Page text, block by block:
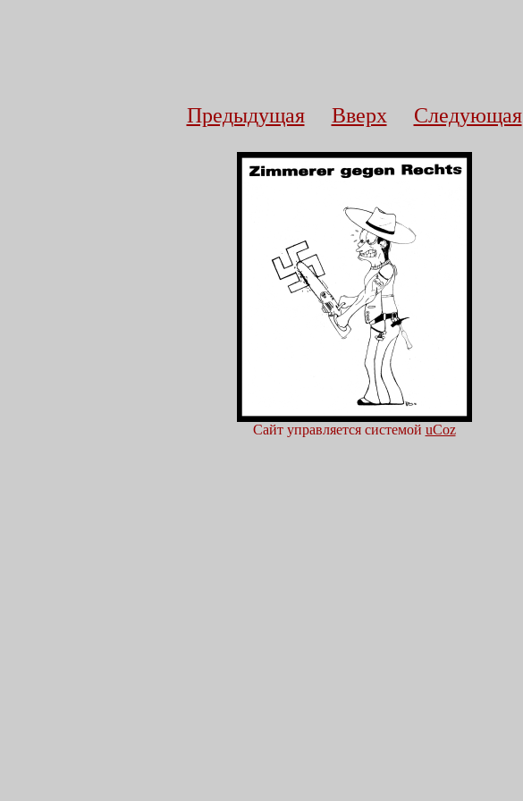
Предыдущая Вверх Следующая
Сайт управляется системой uCoz